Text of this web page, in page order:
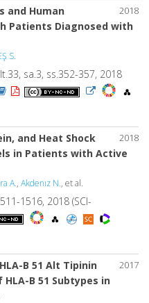
2018
and Human
Patients Diagnosed with
S.
sa.3, ss.352-357, 2018
2018
and Heat Shock
in Patients with Active
A., Akdenız N., et al.
1516, 2018 (SCI-
2017
B 51 Alt Tipinin
B 51 Subtypes in